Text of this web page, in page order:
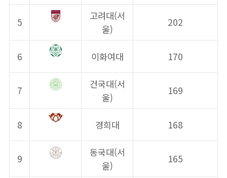
5
고려대(서
울)
202
6 이화여대 170
7
건국대(서
울)
169
8 경희대 168
9
동국대(서
울)
165